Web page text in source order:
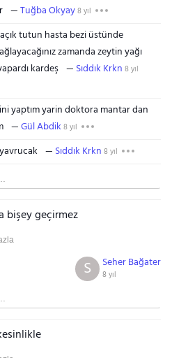
Tuğba Okyay8 yıl
tutun hasta bezi üstünde
zamanda zeytin yağı
kardeş
Sıddık Krkn 8 yıl
yaptım yarin doktora mantar dan
Gül Abdik 8 yıl
Sıddık Krkn 8 yıl
bişey geçirmez
Seher Bağater
8 yıl
S